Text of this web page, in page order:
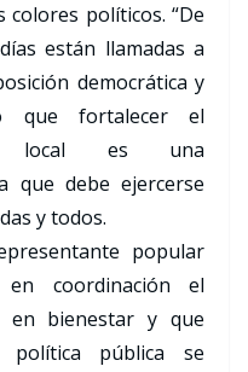
colores políticos. “De
están llamadas a
democrática y
que fortalecer el
local es una
que debe ejercerse
y todos.
popular
coordinación el
en bienestar y que
política pública se